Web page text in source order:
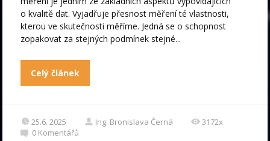
o kvalitě dat. Vyjadřuje přesnost měření té vlastnosti,
kterou ve skutečnosti měříme. Jedná se o schopnost
zopakovat za stejných podmínek stejné...
Celý článek
25.6. 2025 Ing. Bronislava Černá
3172x
0 Komentářů